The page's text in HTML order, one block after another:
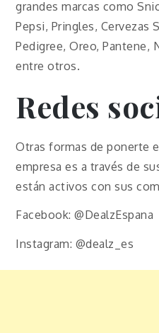
grandes marcas como
Pepsi, Pringles, Cervezas
Pedigree, Oreo, Pantene,
entre otros.
Redes
Otras formas de ponerte
empresa es a través de
están activos con sus
Facebook: @DealzEspana
Instagram: @dealz_es